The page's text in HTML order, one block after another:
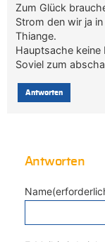
Zum Glück
Strom den wir ja
Thiange.
Hauptsache keine
Soviel zum
Antworten
Antworten